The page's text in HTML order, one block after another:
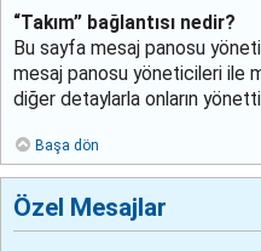
“Takım” bağlantısı nedir?
Bu sayfa mesaj panosu
mesaj panosu yöneticileri ile
diğer detaylarla onların
Başa dön
Özel Mesajlar